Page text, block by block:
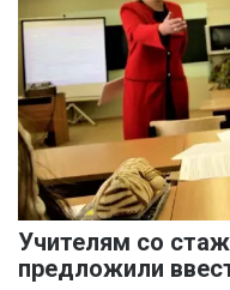
Учителям со
предложили